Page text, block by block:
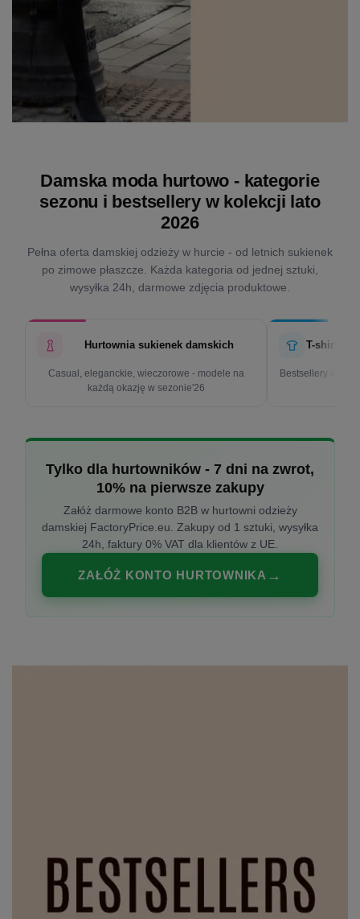
Damska moda hurtowo - kategorie
sezonu i bestsellery w kolekcji lato
2026
Pełna oferta damskiej odzieży w hurcie - od letnich sukienek
po zimowe płaszcze. Każda kategoria od jednej sztuki,
wysyłka 24h, darmowe zdjęcia produktowe.
Hurtownia sukienek damskich
Casual, eleganckie, wieczorowe - modele na
każdą okazję w sezonie'26
T-shirty
Bestsellery w
Tylko dla hurtowników - 7 dni na zwrot,
10% na pierwsze zakupy
Załóż darmowe konto B2B w hurtowni odzieży
damskiej FactoryPrice.eu. Zakupy od 1 sztuki, wysyłka
24h, faktury 0% VAT dla klientów z UE.
ZAŁÓŻ KONTO HURTOWNIKA